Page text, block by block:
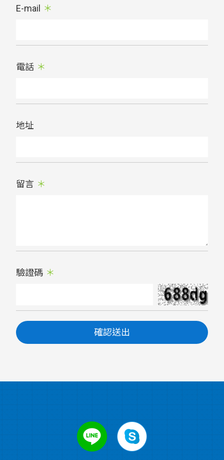
E-mail
電話
地址
留言
驗證碼
確認送出